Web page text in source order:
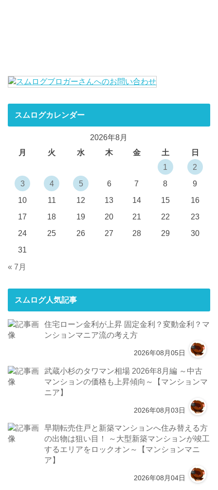
スムログカレンダー
2026年8月
月
火 水 木 金 土
日
1
2
3
4 5 6 7 8
9
10
11 12 13 14 15
16
17
18 19 20 21 22
23
24
25 26 27 28 29
30
31
« 7月
スムログ人気記事
住宅ローン金利が上昇 固定金利？変動金利？マ
ンションマニア流の考え方
2026年08月05日
武蔵小杉のタワマン相場 2026年8月編 ～中古
マンションの価格も上昇傾向～【マンションマ
ニア】
2026年08月03日
早期転売住戸と新築マンションへ住み替える方
の出物は狙い目！ ～大型新築マンションが竣工
するエリアをロックオン～【マンションマニ
ア】
2026年08月04日